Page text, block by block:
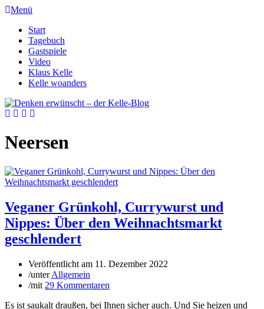
Menü
Start
Tagebuch
Gastspiele
Video
Klaus Kelle
Kelle woanders
Neersen
Veganer Grünkohl, Currywurst und
Nippes: Über den Weihnachtsmarkt
geschlendert
Veröffentlicht am 11. Dezember 2022
/unterAllgemein
/mit 29 Kommentaren
Es ist saukalt draußen, bei Ihnen sicher auch. Und Sie heizen und